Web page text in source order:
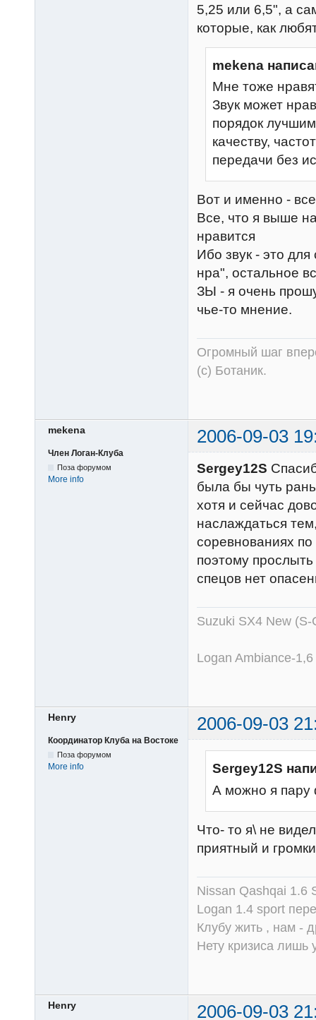
5,25 или 6,5", а
которые, как
mekena
Мне тоже
Звук может
порядок
качеству,
передачи без
Вот и именно -
Все, что я выше
нравится
Ибо звук - это
нра", остальное
ЗЫ - я очень
чье-то мнение.
Огромный шаг
(с) Ботаник.
mekena 2006-09-03
Член Логан-Клуба
Поза форумом
More info
Sergey12S
была бы чуть
хотя и сейчас
наслаждаться
соревнованиях
поэтому
спецов нет
Suzuki SX4 New (S-
Logan Ambiance-
Henry 2006-09-03
Координатор Клуба на Востоке
Поза форумом
More info
Sergey12S
А можно я пару
Что- то я\ не
приятный и
Nissan Qashqai 1.6
Logan 1.4 sport
Клубу жить , нам -
Нету кризиса
Henry 2006-09-03